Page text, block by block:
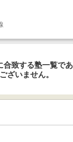
致する塾一覧で
ざいません。